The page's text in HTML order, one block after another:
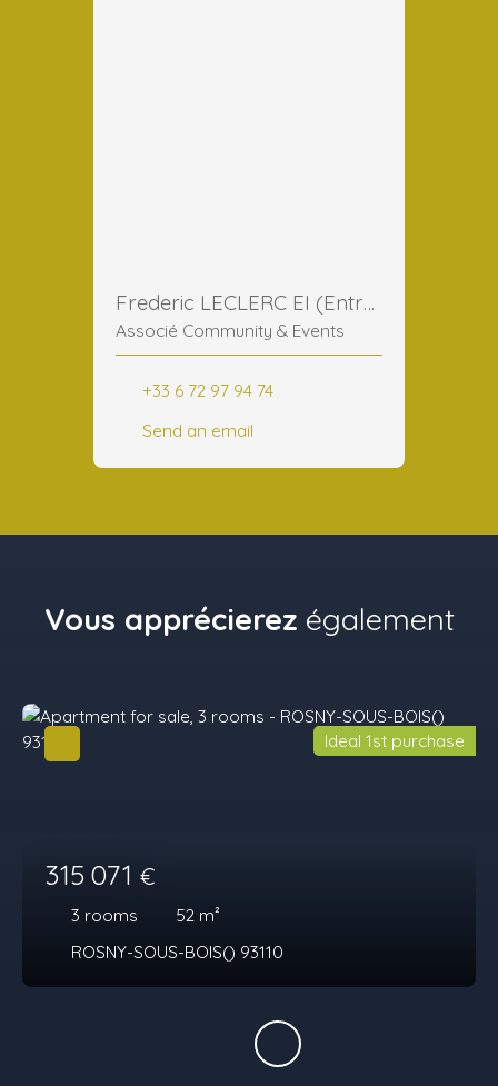
Frederic LECLERC EI (Entreprise Individuelle)
Associé Community & Events
+33 6 72 97 94 74
Send an email
Vous apprécierez également
315 071 €
3 rooms 52 m²
ROSNY-SOUS-BOIS() 93110
Ideal 1st purchase